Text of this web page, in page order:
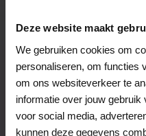
Deze website maakt
We gebruiken cookies om
personaliseren, om functies
om ons websiteverkeer te
informatie over jouw
voor social media,
kunnen deze gegevens
Veelgestelde
Hoelang blijft
Het volledige saldo
is minimaal drie